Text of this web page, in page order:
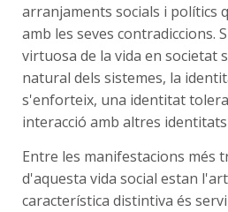
arranjaments socials i polítics
amb les seves contradiccions.
virtuosa de la vida en societat
natural dels sistemes, la
s'enforteix, una identitat
interacció amb altres
Entre les manifestacions més
d'aquesta vida social estan
característica distintiva és